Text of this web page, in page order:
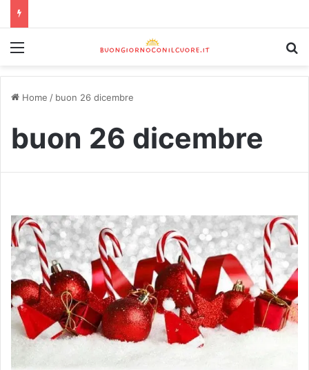
Home / buon 26 dicembre
buon 26 dicembre